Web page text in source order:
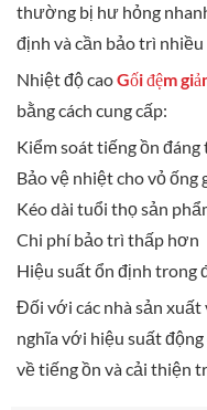
thường bị hư hỏng
định và cần bảo trì
Nhiệt độ caoGối đệm
bằng cách cung cấp:
Kiểm soát tiếng ồn đáng
Bảo vệ nhiệt cho vỏ ống
Kéo dài tuổi thọ sản
Chi phí bảo trì thấp hơn
Hiệu suất ổn định trong
Đối với các nhà sản xuất
nghĩa với hiệu suất
về tiếng ồn và cải thiện